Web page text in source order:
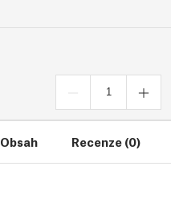
Obsah Recenze (0)